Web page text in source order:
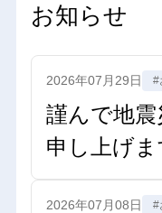
お知らせ
2026年07月29日 #
謹んで地
申し上げま
2026年07月08日 #